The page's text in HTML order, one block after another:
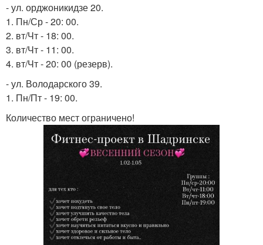
- ул. орджоникидзе 20.
1. Пн/Ср - 20: 00.
2. вт/Чт - 18: 00.
3. вт/Чт - 11: 00.
4. вт/Чт - 20: 00 (резерв).
- ул. Володарского 39.
1. Пн/Пт - 19: 00.
Количество мест ограничено!